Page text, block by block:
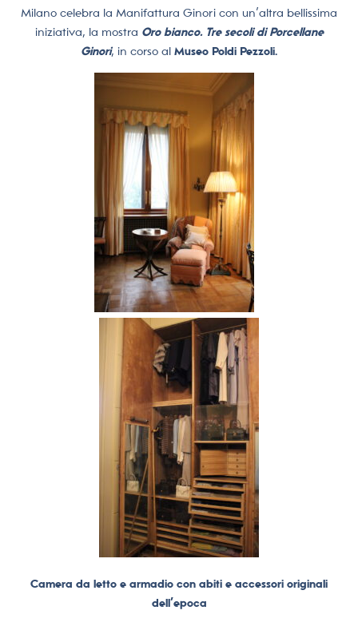
Milano celebra la Manifattura Ginori con un’altra bellissima
iniziativa, la mostra Oro bianco. Tre secoli di Porcellane
Ginori, in corso al Museo Poldi Pezzoli.
Camera da letto e armadio con abiti e accessori originali
dell’epoca